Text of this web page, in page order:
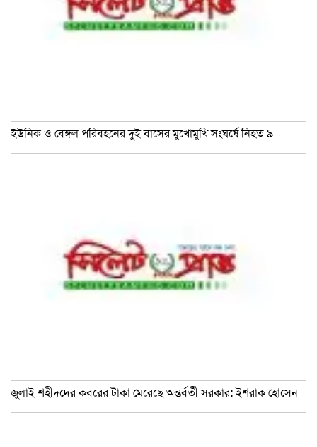
ইউনিক ও বেঙ্গল পরিবহনের দুই বাসের মুখোমুখি সংঘর্ষে নিহত ৯
জুলাই শহীদদের কবরের টাকা মেরেছে অন্তর্বর্তী সরকার: ইশরাক হোসেন